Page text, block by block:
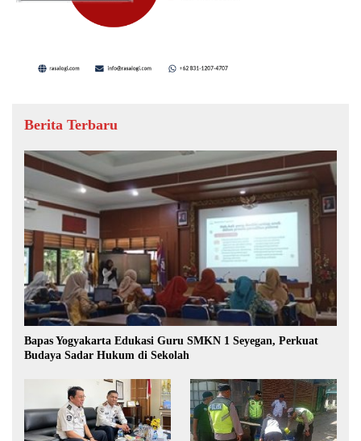
Berita Terbaru
Bapas Yogyakarta Edukasi Guru SMKN 1 Seyegan, Perkuat
Budaya Sadar Hukum di Sekolah